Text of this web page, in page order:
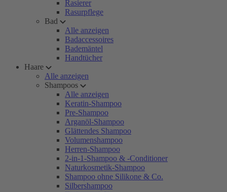
Rasierer
Rasurpflege
Bad
Alle anzeigen
Badaccessoires
Bademäntel
Handtücher
Haare
Alle anzeigen
Shampoos
Alle anzeigen
Keratin-Shampoo
Pre-Shampoo
Arganöl-Shampoo
Glättendes Shampoo
Volumenshampoo
Herren-Shampoo
2-in-1-Shampoo & -Conditioner
Naturkosmetik-Shampoo
Shampoo ohne Silikone & Co.
Silbershampoo